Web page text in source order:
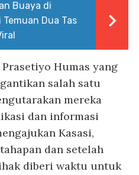
Buaya di
Dua Tas
Humas yang
salah satu
mereka
dan informasi
Kasasi,
dan setelah
diberi waktu untuk